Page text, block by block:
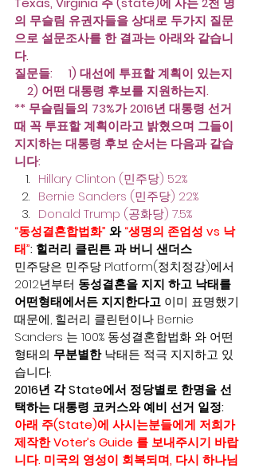
의 무슬림 유권자들을 상대로 두가지 질문
으로 설문조사를 한 결과는 아래와 같습니
다.
질문들:     1) 대선에 투표할 계획이 있는지
2) 어떤 대통령 후보를 지원하는지.
** 무슬림들의 73%가 2016년 대통령 선거
때 꼭 투표할 계획이라고 밝혔으며 그들이
지지하는 대통령 후보 순서는 다음과 같습
니다:
Hillary Clinton (민주당) 52%
Bernie Sanders (민주당) 22%
Donald Trump (공화당) 7.5%
“동성결혼합법화” 와 “생명의 존엄성 vs 낙
태”: 힐러리 클린튼 과 버니 샌더스
민주당은 민주당 Platform(정치정강)에서
2012년부터 동성결혼을 지지 하고 낙태를
어떤형태에서든 지지한다고 이미 표명했기
때문에, 힐러리 클린턴이나 Bernie
Sanders 는 100% 동성결혼합법화 와 어떤
형태의 무분별한 낙태든 적극 지지하고 있
습니다.
2016년 각 State에서 정당별로 한명을 선
택하는 대통령 코커스와 예비 선거 일정:
아래 주(State)에 사시는분들에게 저희가
제작한 Voter’s Guide 를 보내주시기 바랍
니다. 미국의 영성이 회복되며, 다시 하나님